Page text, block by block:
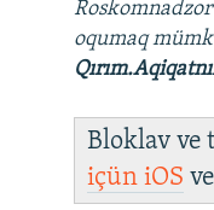
Roskomnadzor
oqumaq
Bloklav ve
içüniOS